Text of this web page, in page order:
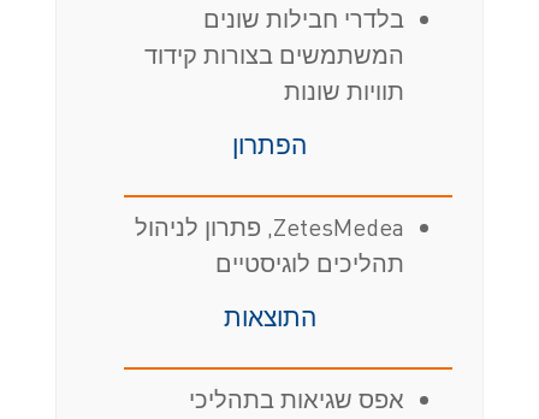
בלדרי חבילות שונים
המשתמשים בצורות קידוד
תוויות שונות
הפתרון
ZetesMedea, פתרון לניהול
תהליכים לוגיסטיים
התוצאות
אפס שגיאות בתהליכי